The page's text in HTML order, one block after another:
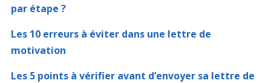
par étape ?
Les 10 erreurs à éviter dans une lettre de
motivation
Les 5 points à vérifier avant d’envoyer sa lettre de